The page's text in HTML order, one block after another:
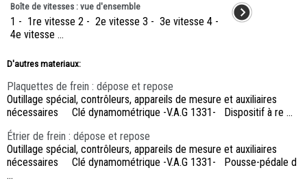
Boîte de vitesses : vue d'ensemble
1 - 1re vitesse 2 - 2e vitesse 3 - 3e vitesse 4 -
4e vitesse ...
D'autres materiaux:
Plaquettes de frein : dépose et repose
Outillage spécial, contrôleurs, appareils de mesure et auxiliaires
nécessaires Clé dynamométrique -V.A.G 1331- Dispositif à re ...
Étrier de frein : dépose et repose
Outillage spécial, contrôleurs, appareils de mesure et auxiliaires
nécessaires Clé dynamométrique -V.A.G 1331- Pousse-pédale d
...